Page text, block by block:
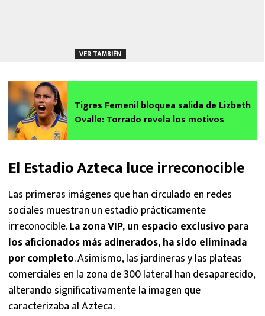
VER TAMBIÉN
Tigres Femenil bloquea salida de Lizbeth
Ovalle: Torrado revela los motivos
El Estadio Azteca luce irreconocible
Las primeras imágenes que han circulado en redes
sociales muestran un estadio prácticamente
irreconocible.La zona VIP, un espacio exclusivo para
los aficionados más adinerados, ha sido eliminada
por completo. Asimismo, las jardineras y las plateas
comerciales en la zona de 300 lateral han desaparecido,
alterando significativamente la imagen que
caracterizaba al Azteca.